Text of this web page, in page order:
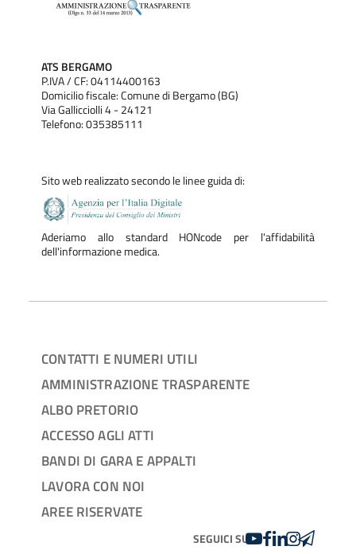
ATS BERGAMO
P.IVA / CF: 04114400163
Domicilio fiscale: Comune di Bergamo (BG)
Via Gallicciolli 4 - 24121
Telefono: 035385111
Sito web realizzato secondo le linee guida di:
Aderiamo allo standard HONcode per l'affidabilità
dell'informazione medica.
CONTATTI E NUMERI UTILI
AMMINISTRAZIONE TRASPARENTE
ALBO PRETORIO
ACCESSO AGLI ATTI
BANDI DI GARA E APPALTI
LAVORA CON NOI
AREE RISERVATE
SEGUICI SUYOUTUBE
FACEBOOK
LINKEDIN
INSTAGRAM